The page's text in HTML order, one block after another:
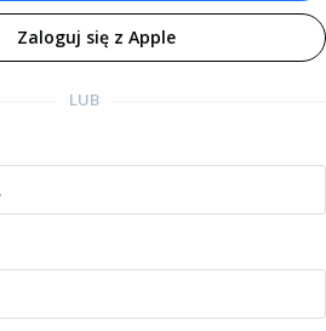
Zaloguj się z Apple
LUB